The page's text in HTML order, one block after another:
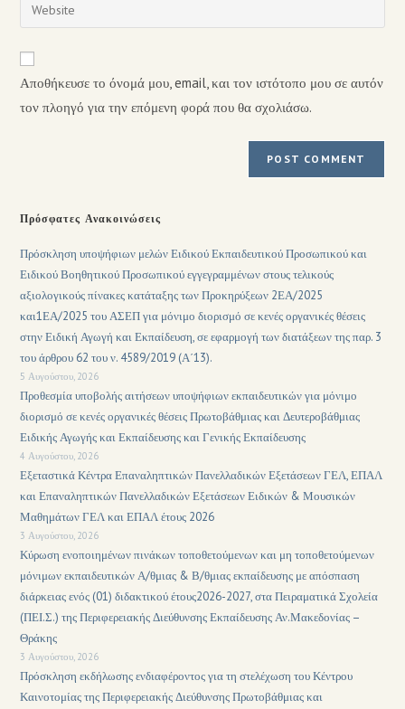
Αποθήκευσε το όνομά μου, email, και τον ιστότοπο μου σε αυτόν
τον πλοηγό για την επόμενη φορά που θα σχολιάσω.
Πρόσφατες Ανακοινώσεις
Πρόσκληση υποψήφιων μελών Ειδικού Εκπαιδευτικού Προσωπικού και
Ειδικού Βοηθητικού Προσωπικού εγγεγραμμένων στους τελικούς
αξιολογικούς πίνακες κατάταξης των Προκηρύξεων 2ΕΑ/2025
και1ΕΑ/2025 του ΑΣΕΠ για μόνιμο διορισμό σε κενές οργανικές θέσεις
στην Ειδική Αγωγή και Εκπαίδευση, σε εφαρμογή των διατάξεων της παρ. 3
του άρθρου 62 του ν. 4589/2019 (Α΄13).
5 Αυγούστου, 2026
Προθεσμία υποβολής αιτήσεων υποψήφιων εκπαιδευτικών για μόνιμο
διορισμό σε κενές οργανικές θέσεις Πρωτοβάθμιας και Δευτεροβάθμιας
Ειδικής Αγωγής και Εκπαίδευσης και Γενικής Εκπαίδευσης
4 Αυγούστου, 2026
Εξεταστικά Κέντρα Επαναληπτικών Πανελλαδικών Εξετάσεων ΓΕΛ, ΕΠΑΛ
και Επαναληπτικών Πανελλαδικών Εξετάσεων Ειδικών & Μουσικών
Μαθημάτων ΓΕΛ και ΕΠΑΛ έτους 2026
3 Αυγούστου, 2026
Κύρωση ενοποιημένων πινάκων τοποθετούμενων και μη τοποθετούμενων
μόνιμων εκπαιδευτικών Α/θμιας & Β/θμιας εκπαίδευσης με απόσπαση
διάρκειας ενός (01) διδακτικού έτους2026-2027, στα Πειραματικά Σχολεία
(ΠΕΙ.Σ.) της Περιφερειακής Διεύθυνσης Εκπαίδευσης Αν.Μακεδονίας –
Θράκης
3 Αυγούστου, 2026
Πρόσκληση εκδήλωσης ενδιαφέροντος για τη στελέχωση του Κέντρου
Καινοτομίας της Περιφερειακής Διεύθυνσης Πρωτοβάθμιας και